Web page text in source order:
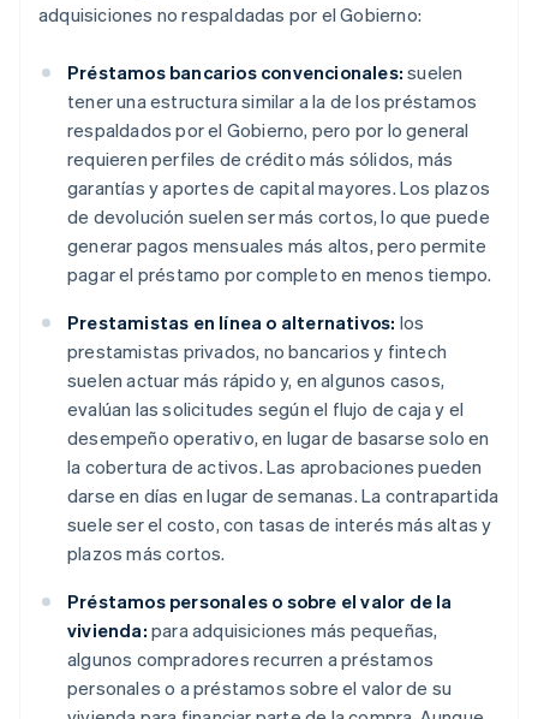
adquisiciones no respaldadas por el Gobierno:
Préstamos bancarios convencionales: suelen
tener una estructura similar a la de los préstamos
respaldados por el Gobierno, pero por lo general
requieren perfiles de crédito más sólidos, más
garantías y aportes de capital mayores. Los plazos
de devolución suelen ser más cortos, lo que puede
generar pagos mensuales más altos, pero permite
pagar el préstamo por completo en menos tiempo.
Prestamistas en línea o alternativos: los
prestamistas privados, no bancarios y fintech
suelen actuar más rápido y, en algunos casos,
evalúan las solicitudes según el flujo de caja y el
desempeño operativo, en lugar de basarse solo en
la cobertura de activos. Las aprobaciones pueden
darse en días en lugar de semanas. La contrapartida
suele ser el costo, con tasas de interés más altas y
plazos más cortos.
Préstamos personales o sobre el valor de la
vivienda: para adquisiciones más pequeñas,
algunos compradores recurren a préstamos
personales o a préstamos sobre el valor de su